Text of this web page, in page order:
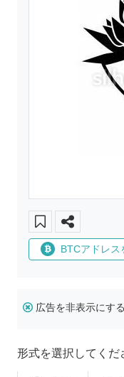
BTCアドレス
広告を非表示にする
形式を選択してくだ